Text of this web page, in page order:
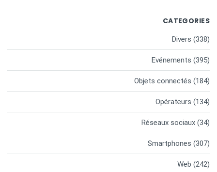
CATEGORIES
Divers (338)
Evénements (395)
Objets connectés (184)
Opérateurs (134)
Réseaux sociaux (34)
Smartphones (307)
Web (242)